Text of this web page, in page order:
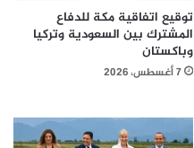
توقيع اتفاقية مكة للدفاع
المشترك بين السعودية وتركيا
وباكستان
7 أغسطس، 2026